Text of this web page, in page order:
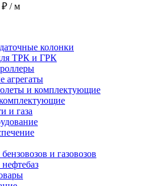
₽ / м
колонки
ТРК и ГРК
агрегаты
и комплектующие
и газа
и газовозов